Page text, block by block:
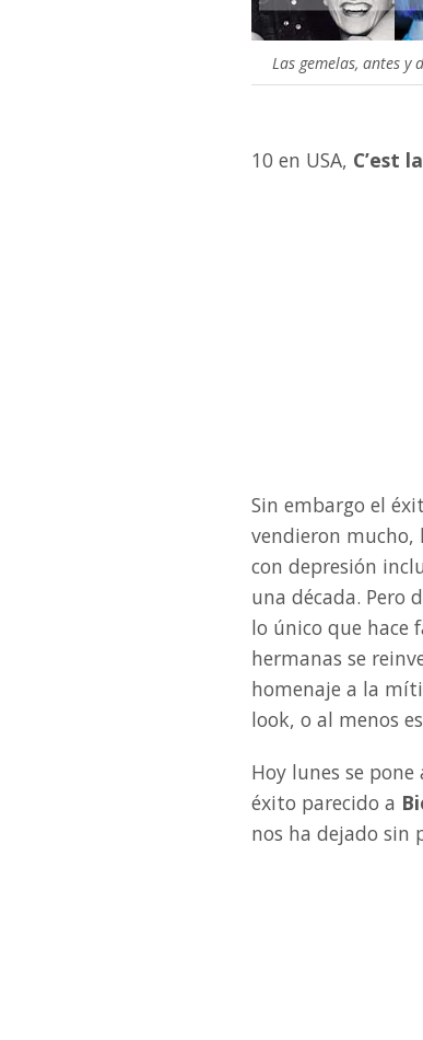
Las gemelas, antes y
10 en USA, C’est
Sin embargo el
vendieron mucho,
con depresión
una década. Pero
lo único que hace
hermanas se
homenaje a la
look, o al menos
Hoy lunes se
éxito parecido a
nos ha dejado sin